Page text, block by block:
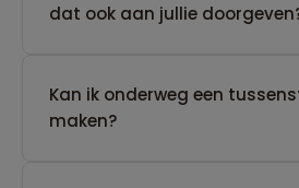
dat ook aan jullie
Kan ik onderweg een
maken?